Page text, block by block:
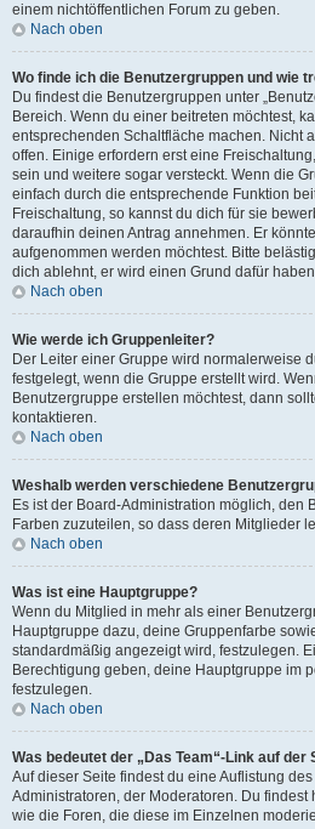
einem nichtöffentlichen Forum zu geben.
Nach oben
Wo finde ich die Benutzergruppen und wie
Du findest die Benutzergruppen unter
Bereich. Wenn du einer beitreten möchtest,
entsprechenden Schaltfläche machen. Nicht
offen. Einige erfordern erst eine
sein und weitere sogar versteckt. Wenn die
einfach durch die entsprechende Funktion
Freischaltung, so kannst du dich für sie
daraufhin deinen Antrag annehmen. Er
aufgenommen werden möchtest. Bitte
dich ablehnt, er wird einen Grund dafür
Nach oben
Wie werde ich Gruppenleiter?
Der Leiter einer Gruppe wird normalerweise
festgelegt, wenn die Gruppe erstellt wird.
Benutzergruppe erstellen möchtest, dann
kontaktieren.
Nach oben
Weshalb werden verschiedene
Es ist der Board-Administration möglich, den
Farben zuzuteilen, so dass deren Mitglieder
Nach oben
Was ist eine Hauptgruppe?
Wenn du Mitglied in mehr als einer
Hauptgruppe dazu, deine Gruppenfarbe
standardmäßig angezeigt wird, festzulegen.
Berechtigung geben, deine Hauptgruppe im
festzulegen.
Nach oben
Was bedeutet der „Das Team“-Link auf der
Auf dieser Seite findest du eine Auflistung
Administratoren, der Moderatoren. Du
wie die Foren, die diese im Einzelnen